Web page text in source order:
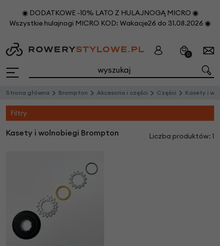
◉ DODATKOWE -10% LATO Z HULAJNOGĄ MICRO ◉
Wszystkie hulajnogi MICRO KOD: Wakacje26 do 31.08.2026 ◉
0
Strona główna Brompton Akcesoria i części Części Kasety i
Filtry
Kasety i wolnobiegi Brompton Liczba produktów: 1